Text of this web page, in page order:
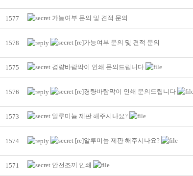
1577 가능여부 문의 및 견적 문의
1578 [re]가능여부 문의 및 견적 문의
1575 경량바람막이 인쇄 문의드립니다
1576 [re]경량바람막이 인쇄 문의드립니다
1573 알루미늄 제판 해주시나요?
1574 [re]알루미늄 제판 해주시나요?
1571 안전조끼 인쇄